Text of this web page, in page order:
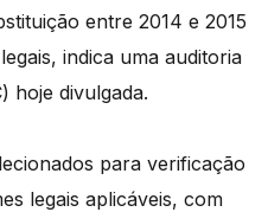
entre 2014 e 2015
indica uma auditoria
hoje divulgada.
para verificação
legais aplicáveis, com